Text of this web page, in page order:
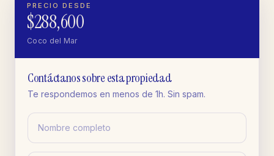
PRECIO DESDE
$288,600
Coco del Mar
Contáctanos sobre esta propiedad
Te respondemos en menos de 1h. Sin spam.